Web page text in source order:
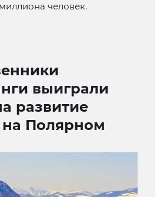
человек.
выиграли
развитие
Полярном